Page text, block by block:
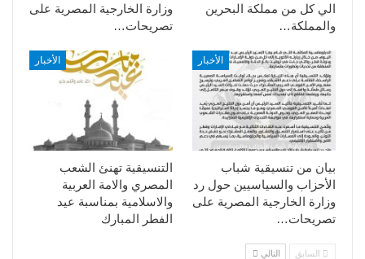
وزارة الخارجية المصرية على
تصريحات…
الي كل من مملكة البحرين
والمملكة…
الأخبار
التنسيقية تهنئ الشعب
المصري والامة العربية
والاسلامية بمناسبة عيد
الفطر المبارك
الأخبار
بيان من تنسيقية شباب
الأحزاب والسياسيين حول رد
وزارة الخارجية المصرية على
تصريحات…
السابق التالي